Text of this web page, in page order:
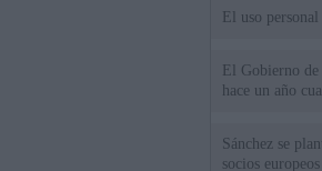
El uso
El Gobierno
hace un año
Sánchez se
socios europeos